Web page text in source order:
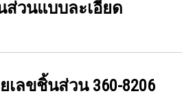
วนแบบละเอียด
เลขชิ้นส่วน 360-8206